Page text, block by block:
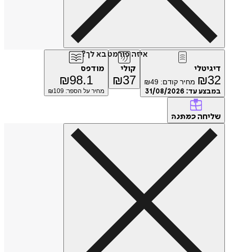
איזה פורמט בא לך?
₪ מחיר קודם: ₪49
עד:31/08/2026
₪ 37
מודפס
₪98.1
מחיר על הספר: ₪109
כמתנה